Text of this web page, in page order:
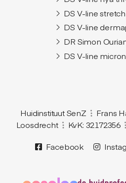
DS V-line
DS V-line
DR Simon
DS V-line
Huidinstituut SenZ Frans
Loosdrecht
KvK: 32172356
Facebook